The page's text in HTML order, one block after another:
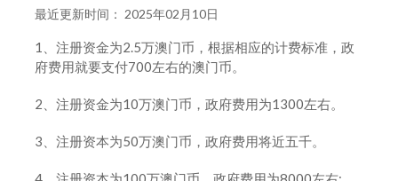
正规票务网站集体实施“可信网站”验证
中网与腾讯微博达成可信验证合作
“可信网站”验证开放应用全面上线 “护航”网购
关于“可信网站”验证标识升级的公告
“可信网站”验证新增25项特色认证展示
最近更新时间： 2025年02月10日
1、注册资金为2.5万澳门币，根据相应的计费标准，政
府费用就要支付700左右的澳门币。
2、注册资金为10万澳门币，政府费用为1300左右。
3、注册资本为50万澳门币，政府费用将近五千。